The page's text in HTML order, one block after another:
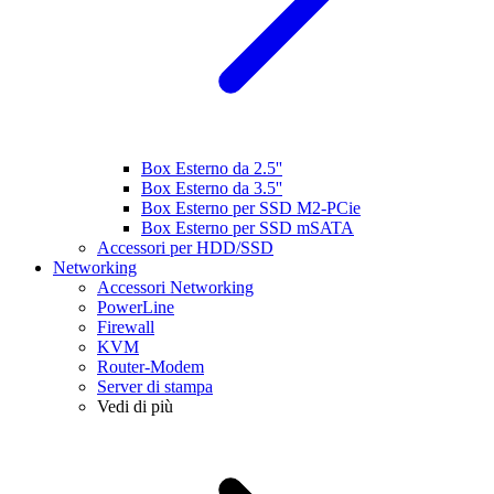
Box Esterno da 2.5''
Box Esterno da 3.5''
Box Esterno per SSD M2-PCie
Box Esterno per SSD mSATA
Accessori per HDD/SSD
Networking
Accessori Networking
PowerLine
Firewall
KVM
Router-Modem
Server di stampa
Vedi di più